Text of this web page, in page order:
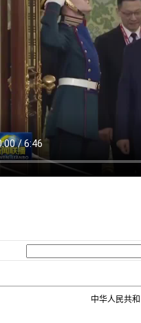
中华人民共